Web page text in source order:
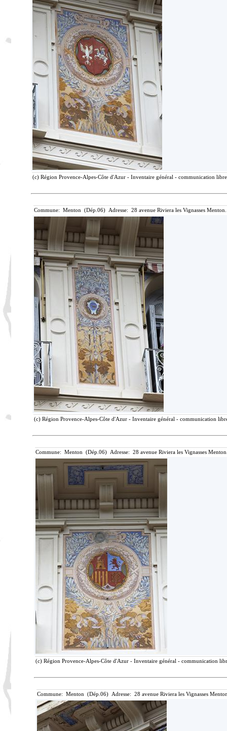
(c) Région Provence-Alpes-Côte d'Azur - Inventaire général - communication
Commune: Menton (Dép.06) Adresse: 28 avenue Riviera les Vignasses
(c) Région Provence-Alpes-Côte d'Azur - Inventaire général - communication
Commune: Menton (Dép.06) Adresse: 28 avenue Riviera les Vignasses
(c) Région Provence-Alpes-Côte d'Azur - Inventaire général - communication
Commune: Menton (Dép.06) Adresse: 28 avenue Riviera les Vignasses